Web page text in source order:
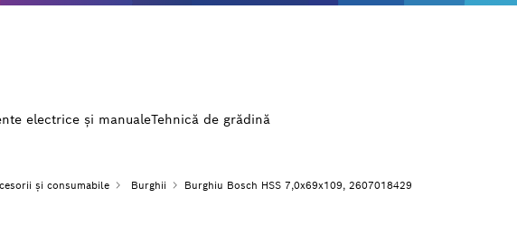
electrice și manualeTehnică de grădină
și consumabile Burghii Burghiu Bosch HSS 7,0x69x109, 2607018429